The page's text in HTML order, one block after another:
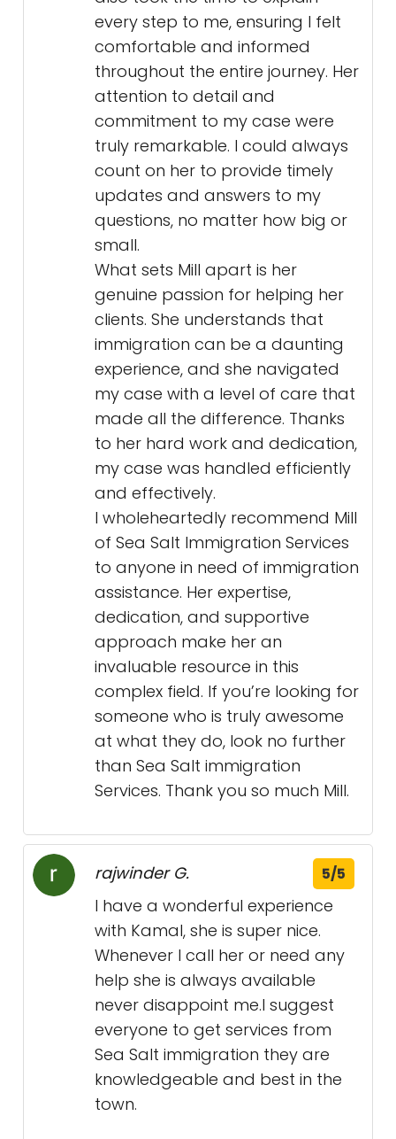
every step to me, ensuring I felt
comfortable and informed
throughout the entire journey. Her
attention to detail and
commitment to my case were
truly remarkable. I could always
count on her to provide timely
updates and answers to my
questions, no matter how big or
small.
What sets Mill apart is her
genuine passion for helping her
clients. She understands that
immigration can be a daunting
experience, and she navigated
my case with a level of care that
made all the difference. Thanks
to her hard work and dedication,
my case was handled efficiently
and effectively.
I wholeheartedly recommend Mill
of Sea Salt Immigration Services
to anyone in need of immigration
assistance. Her expertise,
dedication, and supportive
approach make her an
invaluable resource in this
complex field. If you’re looking for
someone who is truly awesome
at what they do, look no further
than Sea Salt immigration
Services. Thank you so much Mill.
rajwinder G. 5/5
I have a wonderful experience
with Kamal, she is super nice.
Whenever I call her or need any
help she is always available
never disappoint me.I suggest
everyone to get services from
Sea Salt immigration they are
knowledgeable and best in the
town.